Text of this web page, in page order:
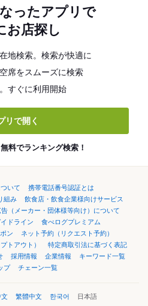
ったアプリで
お店探し
地検索。検索が快適に
席をスムーズに検索
すぐに利用開始
リで開く
料でランキング検索！
いて
携帯電話番号認証とは
組み
飲食店・飲食企業様向けサービス
告（メーカー・団体様等向け）について
ドライン
食べログプレミアム
ン
ネット予約（リクエスト予約）
トアウト）
特定商取引法に基づく表記
採用情報 企業情報
キーワード一覧
プ
チェーン一覧
繁體中文 한국어 日本語